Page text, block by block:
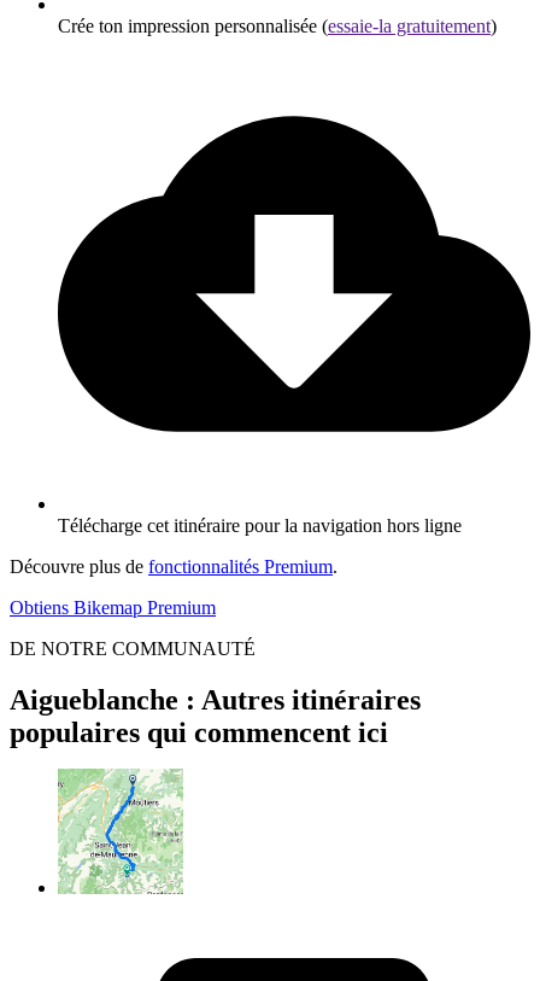
Crée ton impression personnalisée (essaie-la gratuitement)
Télécharge cet itinéraire pour la navigation hors ligne
Découvre plus de fonctionnalités Premium.
Obtiens Bikemap Premium
DE NOTRE COMMUNAUTÉ
Aigueblanche : Autres itinéraires
populaires qui commencent ici